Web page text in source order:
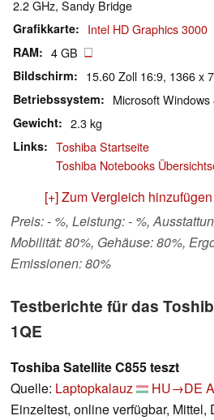
2.2 GHz, Sandy Bridge
Grafikkarte Intel HD Graphics 3000
RAM 4 GB
Bildschirm 15.60 Zoll 16:9, 1366 x
Betriebssystem Microsoft
Gewicht 2.3 kg
Links
Toshiba Startseite
Toshiba Notebooks
[+] Zum Vergleich hinzufügen
Preis: - %, Leistung: - %,
Mobilität: 80%, Gehäuse: 80%,
Emissionen: 80%
Testberichte für das
1QE
Toshiba Satellite C855 teszt
Quelle: Laptopkalauz HU→DE
Einzeltest, online verfügbar, Mittel,